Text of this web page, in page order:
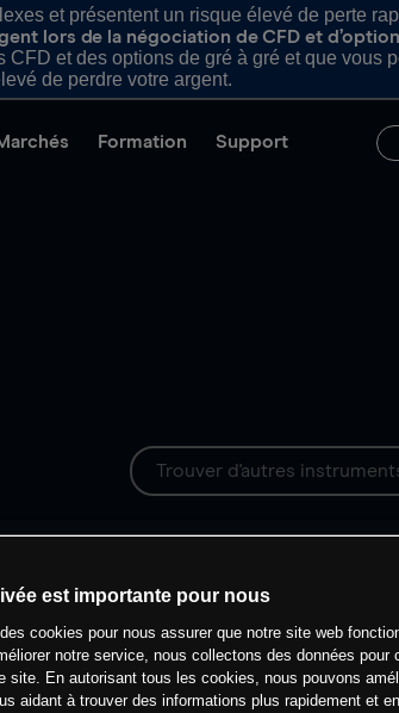
et présentent un risque élevé de perte
lors de la négociation de CFD et
et des options de gré à gré et que vous
de perdre votre argent.
Formation Support
est importante pour nous
cookies pour nous assurer que notre site web
notre service, nous collectons des données pour
site. En autorisant tous les cookies, nous pouvons
aidant à trouver des informations plus rapidement et